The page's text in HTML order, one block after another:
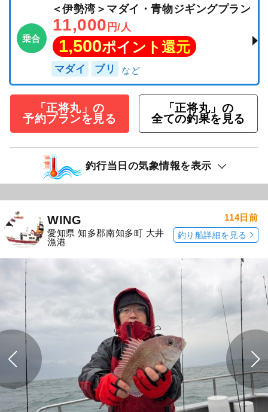
乗合
＜伊勢湾＞マダイ・青物ジギングプラン
11,000 円/人
1,500ポイント還元
マダイ ブリ
「正将丸」の
予約プランを見る
「正将丸」の
全ての釣果を見る
釣行当日の気象情報を表示
WING
愛知県 知多郡南知多町 大井
漁港
114日前
釣り船詳細を見る